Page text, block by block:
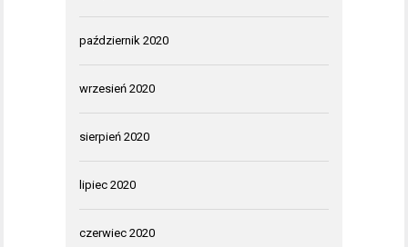
październik 2020
wrzesień 2020
sierpień 2020
lipiec 2020
czerwiec 2020